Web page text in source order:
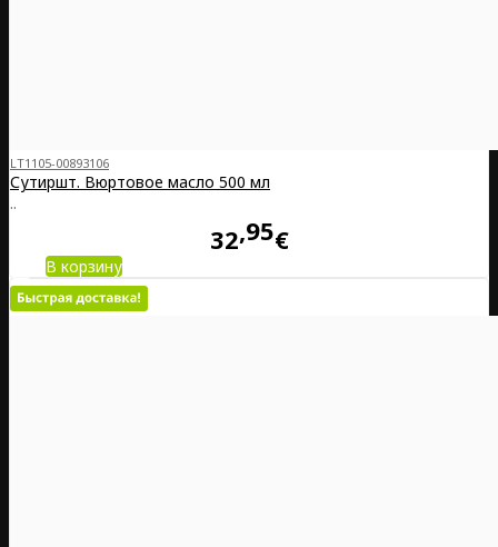
LT1105-00893106
Сутиршт. Вюртовое масло 500 мл
..
32 95€
В корзину